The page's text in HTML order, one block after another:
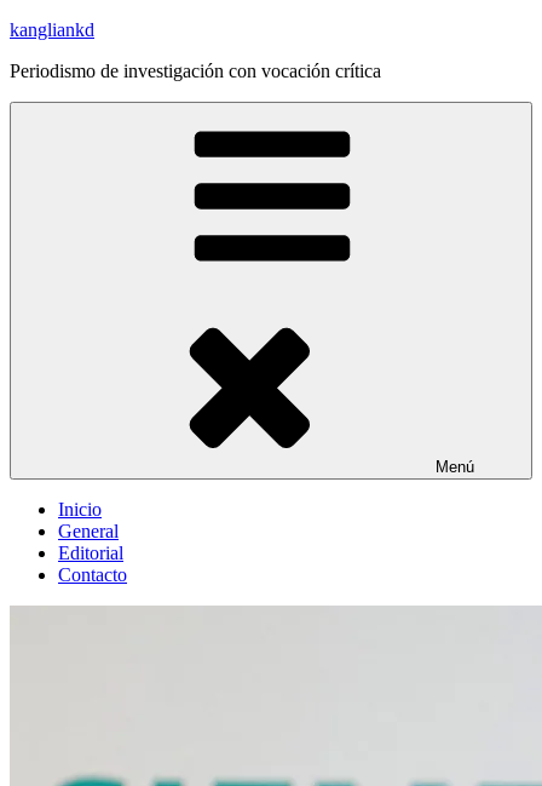
Saltar
contenido
kangliankd
Periodismo de investigación con vocación crítica
Menú
Inicio
General
Editorial
Contacto